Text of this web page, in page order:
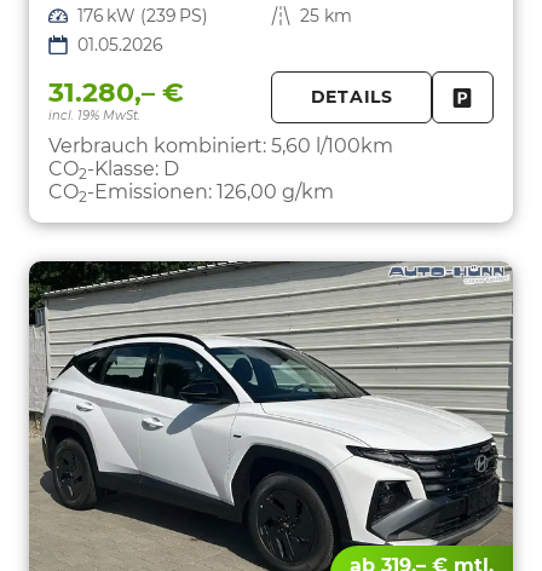
Leistung 176 kW (239 PS) Kilometerstand 25 km
01.05.2026
31.280,– €
incl. 19% MwSt.
DETAILS
Verbrauch kombiniert: 5,60 l/100km
CO2-Klasse: D
CO2-Emissionen: 126,00 g/km
ab 319,– € mtl.